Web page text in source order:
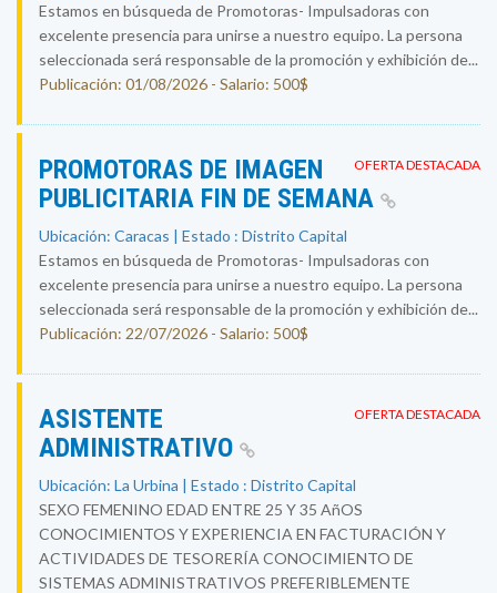
Estamos en búsqueda de Promotoras- Impulsadoras con
excelente presencia para unirse a nuestro equipo. La persona
seleccionada será responsable de la promoción y exhibición de...
Publicación: 01/08/2026 - Salario: 500$
OFERTA DESTACADA
PROMOTORAS DE IMAGEN
PUBLICITARIA FIN DE SEMANA
Ubicación: Caracas | Estado : Distrito Capital
Estamos en búsqueda de Promotoras- Impulsadoras con
excelente presencia para unirse a nuestro equipo. La persona
seleccionada será responsable de la promoción y exhibición de...
Publicación: 22/07/2026 - Salario: 500$
OFERTA DESTACADA
ASISTENTE
ADMINISTRATIVO
Ubicación: La Urbina | Estado : Distrito Capital
SEXO FEMENINO EDAD ENTRE 25 Y 35 AñOS
CONOCIMIENTOS Y EXPERIENCIA EN FACTURACIÓN Y
ACTIVIDADES DE TESORERÍA CONOCIMIENTO DE
SISTEMAS ADMINISTRATIVOS PREFERIBLEMENTE